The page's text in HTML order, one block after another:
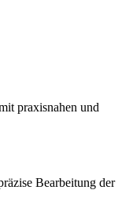
praxisnahen und
Bearbeitung der